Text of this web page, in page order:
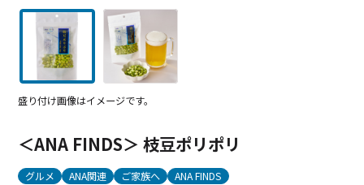
盛り付け画像はイメージです。
＜ANA FINDS＞ 枝豆ポリポリ
グルメ ANA関連 ご家族へ ANA FINDS